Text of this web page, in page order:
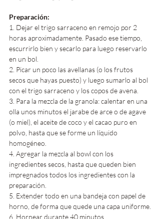
Preparación:
1. Dejar el trigo sarraceno en remojo por 2
horas aproximadamente. Pasado ese tiempo,
escurrirlo bien y secarlo para luego reservarlo
en un bol.
2. Picar un poco las avellanas (o los frutos
secos que hayas puesto) y luego sumarlo al bol
con el trigo sarraceno y los copos de avena.
3. Para la mezcla de la granola: calentar en una
olla unos minutos el jarabe de arce o de agave
(o miel), el aceite de coco y el cacao puro en
polvo, hasta que se forme un líquido
homogéneo.
4. Agregar la mezcla al bowl con los
ingredientes secos, hasta que queden bien
impregnados todos los ingredientes con la
preparación.
5. Extender todo en una bandeja con papel de
horno, de forma que quede una capa uniforme.
6. Hornear durante 40 minutos